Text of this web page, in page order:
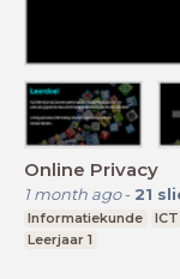
Online Privacy
1 month ago- 21
Informatiekunde ICT
Leerjaar 1